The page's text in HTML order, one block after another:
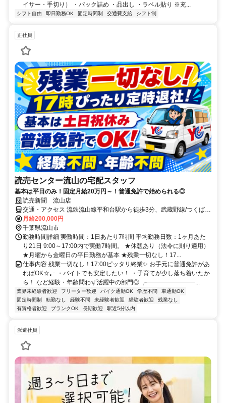
イサー・手切り） ・パック詰め ・品出し ・ラベル貼り ※充...
シフト自由 即日勤務OK 固定時間制 交通費支給 シフト制
正社員
読売センター流山の宅配スタッフ
基本は平日のみ！固定月給20万円～！普通免許で始められる◎
読売新聞 流山店
交通・アクセス 流鉄流山線平和台駅から徒歩3分、武蔵野線/つくばエ
クスプレス南流山駅から車で5分
月給200,000円
千葉県流山市
勤務時間詳細 実働時間：1日あたり7時間 平均勤務日数：1ヶ月あた
り21日 9:00～17:00内で実働7時間。 ★休憩あり（法令に則り適用）
★月曜から金曜日の平日勤務が基本 ★残業一切なし！17...
仕事内容 残業一切なし！17:00ピッタリ終業✨ お手元に普通免許があ
ればOK☆｡･ ・バイトでも安定したい！ ・子育てが少し落ち着いたか
ら！ など経験・年齢問わず活躍中の部門◎ ╭━━━━━━━━...
業界未経験者歓迎 フリーター歓迎 バイク通勤OK 学歴不問
車通勤OK
固定時間制
転勤なし 経験不問 未経験者歓迎 経験者歓迎
残業なし
有資格者歓迎
ブランクOK 長期歓迎 駅近5分以内
派遣社員